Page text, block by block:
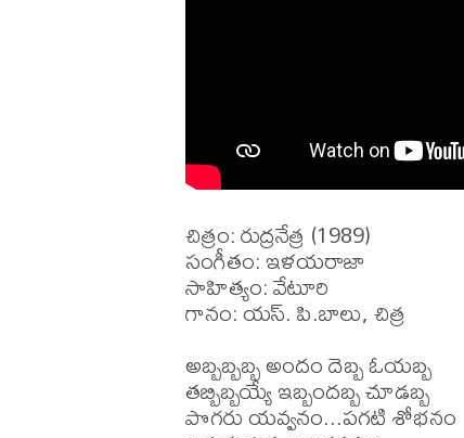
చిత్రం: రుద్రనేత్ర (1989)
సంగీతం: ఇళయరాజా
సాహిత్యం: వేటూరి
గానం: యస్. పి.బాలు, చిత్ర
అబ్బబ్బబ్బ అందం దెబ్బ ఓయబ్బ
తబ్బిబ్బయ్యే ఇబ్బందబ్బ చూడబ్బ
పొగరు యవ్వనం...పగటి శోభనం